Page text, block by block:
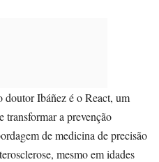
Ibáñez é o React, um
transformar a prevenção
de medicina de precisão
mesmo em idades